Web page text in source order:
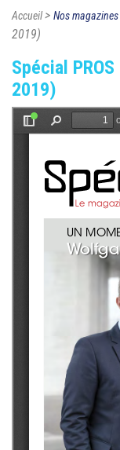
Accueil> Nos magazines
2019)
Spécial
2019)